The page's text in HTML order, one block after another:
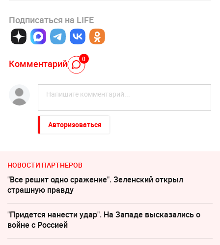
Подписаться на LIFE
Комментарий 0
Авторизоваться
НОВОСТИ ПАРТНЕРОВ
"Все решит одно сражение". Зеленский открыл
страшную правду
"Придется нанести удар". На Западе высказались о
войне с Россией